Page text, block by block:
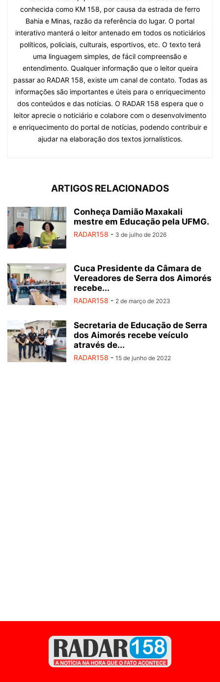
conhecida como KM 158, por causa da estrada de ferro
Bahia e Minas, razão da referência do lugar. O portal
interativo manterá o leitor antenado em todos os noticiários
políticos, policiais, culturais, esportivos, etc. O texto terá
uma linguagem simples, de fácil compreensão e
entendimento. Qualquer informação que o leitor queira
passar ao RADAR 158, existe um canal de contato. Todas as
informações são importantes e úteis para o enriquecimento
dos conteúdos e das notícias. O RADAR 158 espera que o
leitor aprecie o noticiário e colabore com o desenvolvimento
e enriquecimento do portal de notícias, podendo contribuir e
ajudar na elaboração dos textos jornalísticos.
ARTIGOS RELACIONADOS
Conheça Damião Maxakali
mestre em Educação pela UFMG.
RADAR158 - 3 de julho de 2026
Cuca Presidente da Câmara de
Vereadores de Serra dos Aimorés
recebe...
RADAR158 - 2 de março de 2023
Secretaria de Educação de Serra
dos Aimorés recebe veículo
através de...
RADAR158 - 15 de junho de 2022